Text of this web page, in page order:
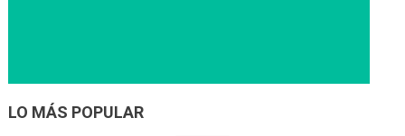
LO MÁS POPULAR